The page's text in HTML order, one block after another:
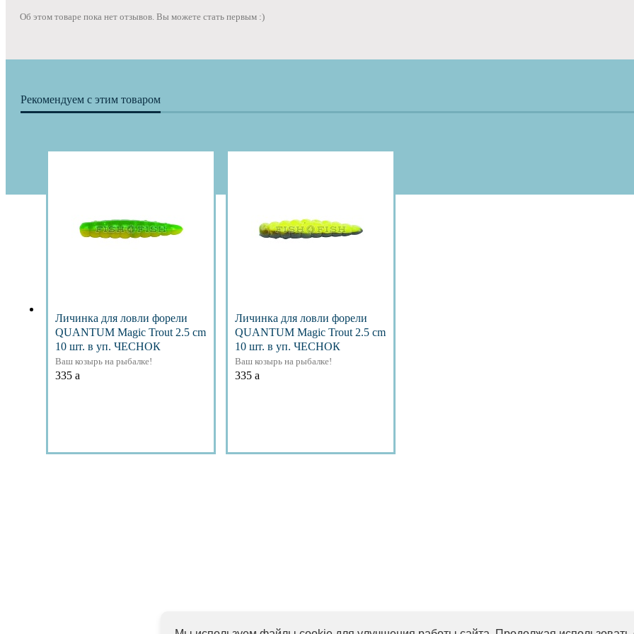
Об этом товаре пока нет отзывов. Вы можете стать первым :)
Рекомендуем с этим товаром
Личинка для ловли форели
QUANTUM Magic Trout 2.5 cm
10 шт. в уп. ЧЕСНОК
Ваш козырь на рыбалке!
335 a
Личинка для ловли форели
QUANTUM Magic Trout 2.5 cm
10 шт. в уп. ЧЕСНОК
Ваш козырь на рыбалке!
335 a